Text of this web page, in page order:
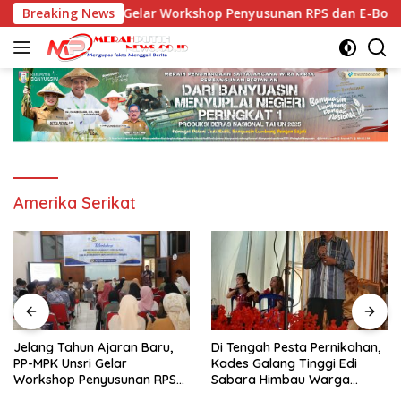
Langsung
ke
konten
Breaking News
PP-MPK Unsri Gelar Workshop Penyusunan RPS dan E-Book
Amerika Serikat
Jelang Tahun Ajaran Baru,
PP-MPK Unsri Gelar
Workshop Penyusunan RPS
Di Tengah Pesta Pernikahan,
Kades Galang Tinggi Edi
Sabara Himbau Warga